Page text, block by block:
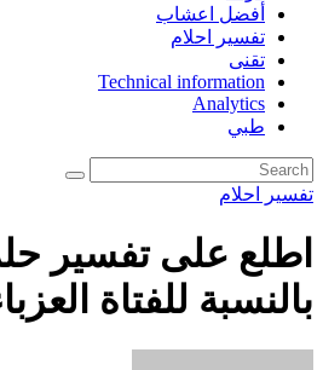
أفضل اعشاب
تفسير احلام
تقنى
Technical information
Analytics
طبي
تفسير احلام
اطلع على تفسير
بالنسبة للفتاة